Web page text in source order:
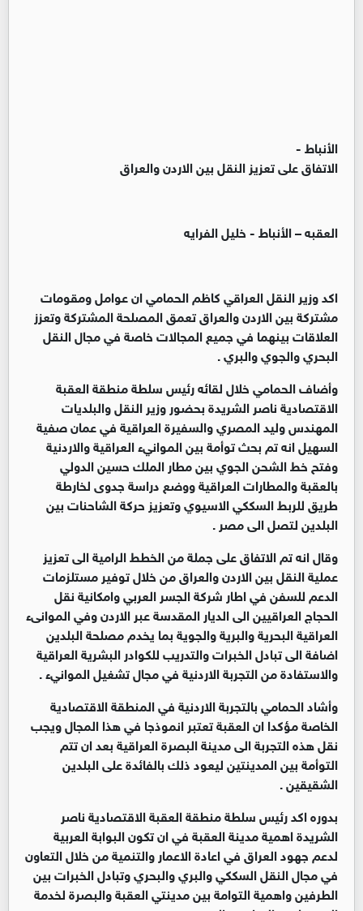
الأنباط -
الاتفاق على تعزيز النقل بين الاردن والعراق
العقبه – الأنباط - خليل الفرايه
اكد وزير النقل العراقي كاظم الحمامي ان عوامل ومقومات
مشتركة بين الاردن والعراق تعمق المصلحة المشتركة وتعزز
العلاقات بينهما في جميع المجالات خاصة في مجال النقل
البحري والجوي والبري .
وأضاف الحمامي خلال لقائه رئيس سلطة منطقة العقبة
الاقتصادية ناصر الشريدة بحضور وزير النقل والبلديات
المهندس وليد المصري والسفيرة العراقية في عمان صفية
السهيل انه تم بحث توأمة بين الموانيء العراقية والاردنية
وفتح خط الشحن الجوي بين مطار الملك حسين الدولي
بالعقبة والمطارات العراقية ووضع دراسة جدوى لخارطة
طريق للربط السككي الاسيوي وتعزيز حركة الشاحنات بين
البلدين لتصل الى مصر .
وقال انه تم الاتفاق على جملة من الخطط الرامية الى تعزيز
عملية النقل بين الاردن والعراق من خلال توفير مستلزمات
الدعم للسفن في اطار شركة الجسر العربي وامكانية نقل
الحجاج العراقيين الى الديار المقدسة عبر الاردن وفي الموانىء
العراقية البحرية والبرية والجوية بما يخدم مصلحة البلدين
اضافة الى تبادل الخبرات والتدريب للكوادر البشرية العراقية
والاستفادة من التجربة الاردنية في مجال تشغيل الموانيء .
وأشاد الحمامي بالتجربة الاردنية في المنطقة الاقتصادية
الخاصة مؤكدا ان العقبة تعتبر انموذجا في هذا المجال ويجب
نقل هذه التجربة الى مدينة البصرة العراقية بعد ان تتم
التوأمة بين المدينتين ليعود ذلك بالفائدة على البلدين
الشقيقين .
بدوره اكد رئيس سلطة منطقة العقبة الاقتصادية ناصر
الشريدة اهمية مدينة العقبة في ان تكون البوابة العربية
لدعم جهود العراق في اعادة الاعمار والتنمية من خلال التعاون
في مجال النقل السككي والبري والبحري وتبادل الخبرات بين
الطرفين واهمية التوامة بين مدينتي العقبة والبصرة لخدمة